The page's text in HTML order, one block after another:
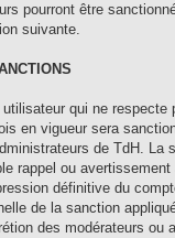
pourront être
suivante.
utilisateur qui ne respecte
en vigueur sera
de TdH. La
rappel ou
définitive du
de la sanction
des modérateurs ou